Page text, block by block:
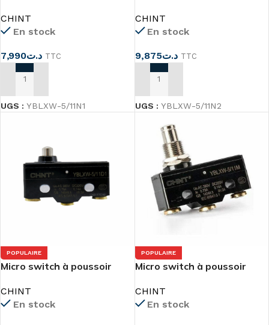
CHINT
En stock
د.ت7,990 TTC
AJOUTER AU PANIER
UGS : YBLXW-5/11N1
CHINT
En stock
د.ت9,875 TTC
AJOUTER AU PANIER
UGS : YBLXW-5/11N2
POPULAIRE
Micro switch à poussoir
CHINT
En stock
POPULAIRE
Micro switch à poussoir
CHINT
En stock